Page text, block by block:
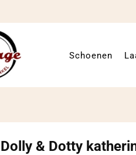
Schoenen
Dolly & Dotty